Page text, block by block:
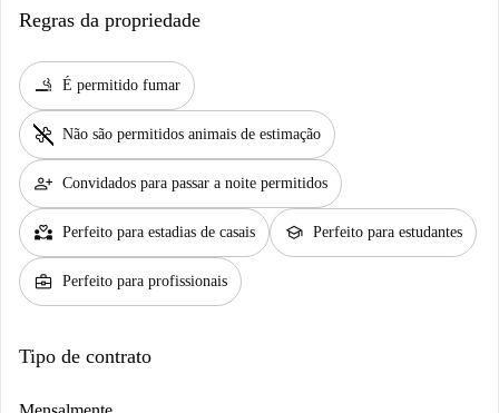
Regras da propriedade
smoking_rooms É permitido fumar
pet_supplies Não são permitidos animais de estimação
person_add Convidados para passar a noite permitidos
partner_heart Perfeito para estadias de casais school Perfeito para estudantes
business_center Perfeito para profissionais
Tipo de contrato